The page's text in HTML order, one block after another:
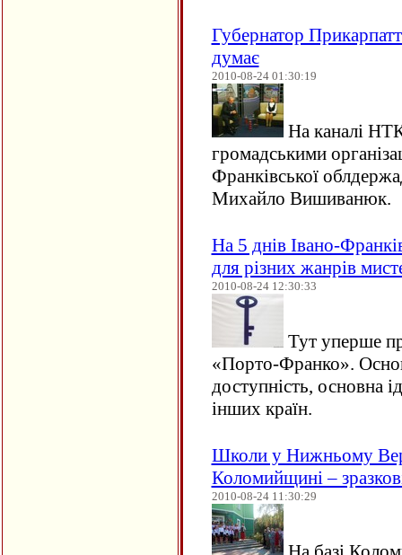
Губернатор
думає
2010-08-24 01:30:19
На каналі
громадськими
Франківської
Михайло Вишиванюк.
На 5 днів Івано-
для різних жанрів
2010-08-24 12:30:33
Тут уперше
«Порто-Франко».
доступність, основна
інших країн.
Школи у Нижньому
Коломийщині –
2010-08-24 11:30:29